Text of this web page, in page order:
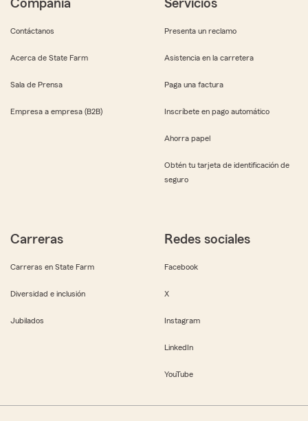
Compañía
Contáctanos
Acerca de State Farm
Sala de Prensa
Empresa a empresa (B2B)
Servicios
Presenta un reclamo
Asistencia en la carretera
Paga una factura
Inscríbete en pago automático
Ahorra papel
Obtén tu tarjeta de identificación de
seguro
Carreras
Carreras en State Farm
Diversidad e inclusión
Jubilados
Redes sociales
Facebook
X
Instagram
LinkedIn
YouTube